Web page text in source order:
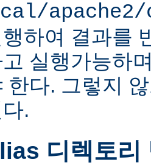
하여 결과를
실행가능하
한다. 그렇지
.
디렉토리